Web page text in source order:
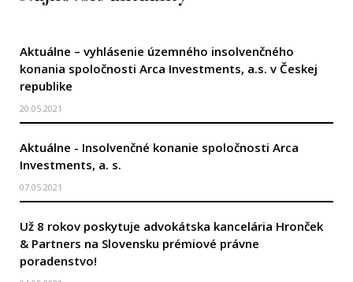
Aktuálne – vyhlásenie územného insolvenčného
konania spoločnosti Arca Investments, a.s. v Českej
republike
20.05.2021
Aktuálne - Insolvenčné konanie spoločnosti Arca
Investments, a. s.
07.05.2021
Už 8 rokov poskytuje advokátska kancelária Hronček
& Partners na Slovensku prémiové právne
poradenstvo!